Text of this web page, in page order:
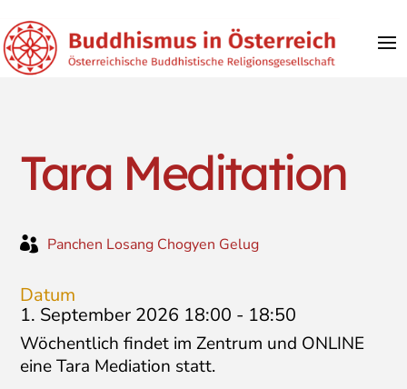
Tara Meditation
 Panchen Losang Chogyen Gelug
Datum
1. September 2026 18:00 - 18:50
Wöchentlich findet im Zentrum und ONLINE
eine Tara Mediation statt.